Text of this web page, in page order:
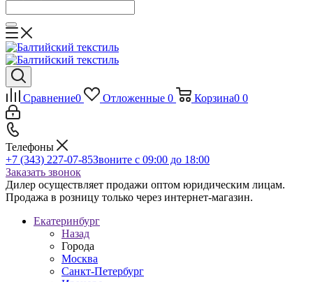
Сравнение0 Отложенные 0 Корзина0 0
Телефоны
+7 (343) 227-07-85Звоните с 09:00 до 18:00
Заказать звонок
Дилер осуществляет продажи оптом юридическим лицам.
Продажа в розницу только через интернет-магазин.
Екатеринбург
Назад
Города
Москва
Санкт-Петербург